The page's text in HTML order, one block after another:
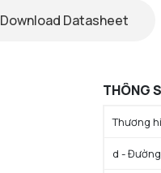
Download Datasheet
THÔNG
Thương
d -